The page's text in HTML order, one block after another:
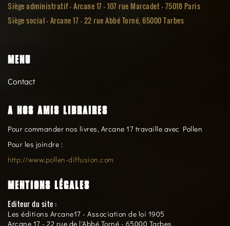
Siège administratif - Arcane 17 - 107 rue Marcadet - 75018 Paris
Siège social -Arcane 17 - 22 rue Abbé Torné, 65000 Tarbes
MENU
Contact
A NOS AMIS LIBRAIRES
Pour commander nos livres, Arcane 17 travaille avec Pollen
Pour les joindre :
http://www.pollen-diffusion.com
MENTIONS LÉGALES
Editeur du site :
Les éditions Arcane17 - Association de loi 1905
Arcane 17 - 22 rue de l'Abbé Torné - 65000 Tarbes